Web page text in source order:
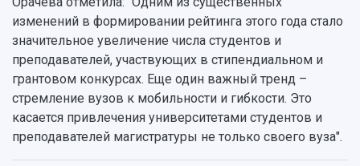
Кафедры
Научные подразделения
Отделы и службы
Общественные организации
Институт искусственного интеллекта
Инжиниринговый центр
Аграрный карбоновый полигон
Архив
знание русского языка, истории России и
основ законодательства РФ
Платные образовательные услуги
Скидки на обучение
Подготовительные курсы
Библиотека
Материальная база
Подразделения научного обслуживания
Организационные документы
Результаты научно-исследовательской
деятельности
Научно-технические разработки
Конкурсы научных проектов и грантов
изменений в формировании рейтинга этого года стало
значительное увеличение числа студентов и
преподавателей, участвующих в стипендиальном и
грантовом конкурсах. Еще один важный тренд –
стремление вузов к мобильности и гибкости. Это
касается привлечения университетами студентов и
преподавателей магистратуры не только своего вуза".